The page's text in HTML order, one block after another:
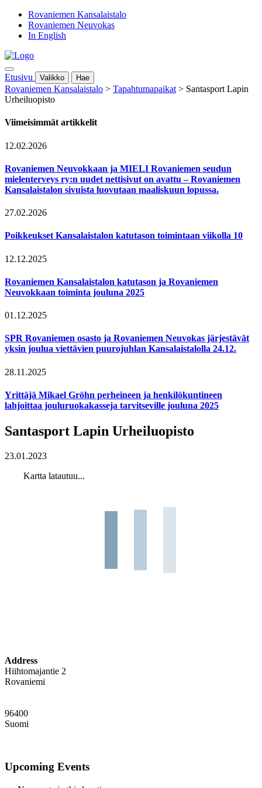
Rovaniemen Kansalaistalo
Rovaniemen Neuvokas
In English
Etusivu Valikko Hae
Rovaniemen Kansalaistalo > Tapahtumapaikat > Santasport Lapin
Urheiluopisto
Viimeisimmät artikkelit
12.02.2026
Rovaniemen Neuvokkaan ja MIELI Rovaniemen seudun
mielenterveys ry:n uudet nettisivut on avattu – Rovaniemen
Kansalaistalon sivuista luovutaan maaliskuun lopussa.
27.02.2026
Poikkeukset Kansalaistalon katutason toimintaan viikolla 10
12.12.2025
Rovaniemen Kansalaistalon katutason ja Rovaniemen
Neuvokkaan toiminta jouluna 2025
01.12.2025
SPR Rovaniemen osasto ja Rovaniemen Neuvokas järjestävät
yksin joulua viettävien puurojuhlan Kansalaistalolla 24.12.
28.11.2025
Yrittäjä Mikael Gröhn perheineen ja henkilökuntineen
lahjoittaa jouluruokakasseja tarvitseville jouluna 2025
Santasport Lapin Urheiluopisto
23.01.2023
Kartta latautuu...
Address
Hiihtomajantie 2
Rovaniemi
96400
Suomi
Upcoming Events